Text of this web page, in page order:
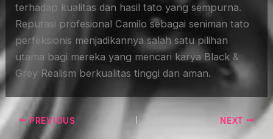
terhadap kualitas dan hasil tato yang sempurna.
Reputasi profesional Camilo sebagai seniman tato
perfeksionis menjadikannya salah satu pilihan
utama bagi mereka yang mencari karya Black &
Grey Realism berkualitas tinggi dan aman.
PREVIOUS NEXT